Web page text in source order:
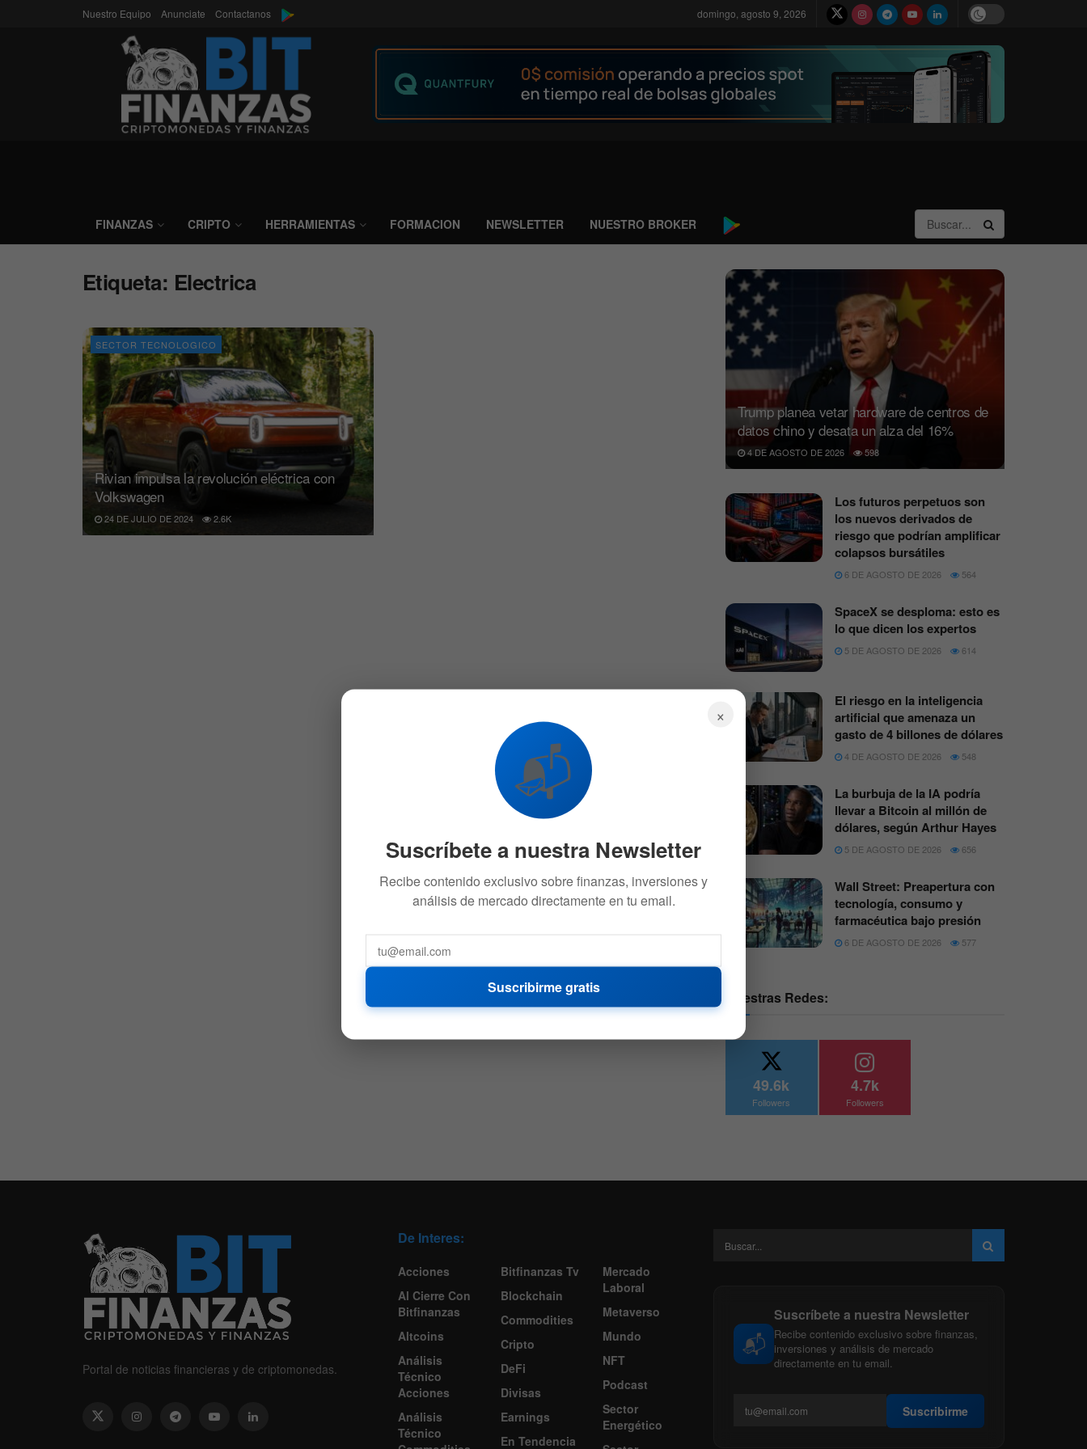
Nuestro Equipo Anunciate Contactanos domingo, agosto 9, 2026
FINANZAS CRIPTO HERRAMIENTAS FORMACION NEWSLETTER NUESTRO BROKER
Etiqueta: Electrica
SECTOR TECNOLOGICO
Rivian impulsa la revolución eléctrica con
Volkswagen
24 DE JULIO DE 2024 2.6K
Trump planea vetar hardware de centros de
datos chino y desata un alza del 16%
4 DE AGOSTO DE 2026 598
Los futuros perpetuos son
los nuevos derivados de
riesgo que podrían amplificar
colapsos bursátiles
6 DE AGOSTO DE 2026 564
SpaceX se desploma: esto es
lo que dicen los expertos
5 DE AGOSTO DE 2026 614
El riesgo en la inteligencia
artificial que amenaza un
gasto de 4 billones de dólares
4 DE AGOSTO DE 2026 548
La burbuja de la IA podría
llevar a Bitcoin al millón de
dólares, según Arthur Hayes
5 DE AGOSTO DE 2026 656
Wall Street: Preapertura con
tecnología, consumo y
farmacéutica bajo presión
6 DE AGOSTO DE 2026 577
Nuestras Redes:
49.6k
Followers
4.7k
Followers
Portal de noticias financieras y de criptomonedas.
De Interes:
Acciones
Al Cierre Con
Bitfinanzas
Altcoins
Análisis
Técnico
Acciones
Análisis
Técnico
Bitfinanzas Tv
Blockchain
Commodities
Cripto
DeFi
Divisas
Earnings
En Tendencia
Mercado
Laboral
Metaverso
Mundo
NFT
Podcast
Sector
Energético
📬
Suscríbete a nuestra Newsletter
Recibe contenido exclusivo sobre finanzas,
inversiones y análisis de mercado
directamente en tu email.
Suscribirme
×
📬
Suscríbete a nuestra Newsletter
Recibe contenido exclusivo sobre finanzas, inversiones y
análisis de mercado directamente en tu email.
Suscribirme gratis